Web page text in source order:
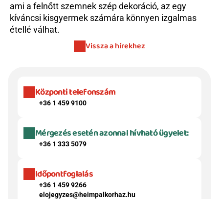
ami a felnőtt szemnek szép dekoráció, az egy
kíváncsi kisgyermek számára könnyen izgalmas
étellé válhat.
Vissza a hírekhez
Központi telefonszám
+36 1 459 9100
Mérgezés esetén azonnal hívható ügyelet:
+36 1 333 5079
Időpontfoglalás
+36 1 459 9266
elojegyzes@heimpalkorhaz.hu